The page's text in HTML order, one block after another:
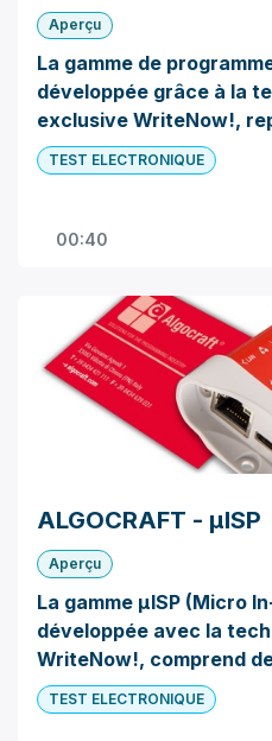
Aperçu
La gamme de
développée grâce à la
exclusive WriteNow!,
notable dans le domaine
industrielle. Ces
dispositifs, tels que
de divers fabricants.
TEST ELECTRONIQUE
00:40
ALGOCRAFT - μISP
Aperçu
La gamme μISP (Micro
développée avec la
WriteNow!, comprend
destinés à la
dispositifs
TEST ELECTRONIQUE